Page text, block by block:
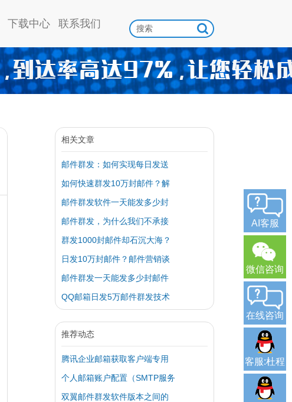
下载中心 联系我们
相关文章
邮件群发：如何实现每日发送
如何快速群发10万封邮件？解
邮件群发软件一天能发多少封
邮件群发，为什么我们不承接
群发1000封邮件却石沉大海？
日发10万封邮件？邮件营销谈
邮件群发一天能发多少封邮件
QQ邮箱日发5万邮件群发技术
推荐动态
腾讯企业邮箱获取客户端专用
个人邮箱账户配置（SMTP服务
双翼邮件群发软件版本之间的
AI客服
微信咨询
在线咨询
客服:杜程